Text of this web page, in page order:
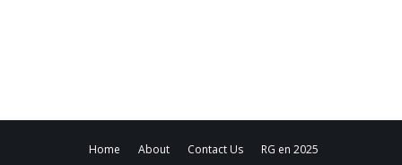
Home About Contact Us RG en 2025